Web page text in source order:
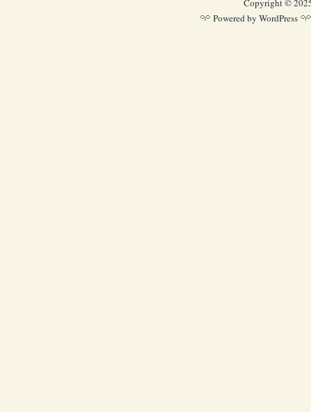
Copyright ©
Powered by WordPress